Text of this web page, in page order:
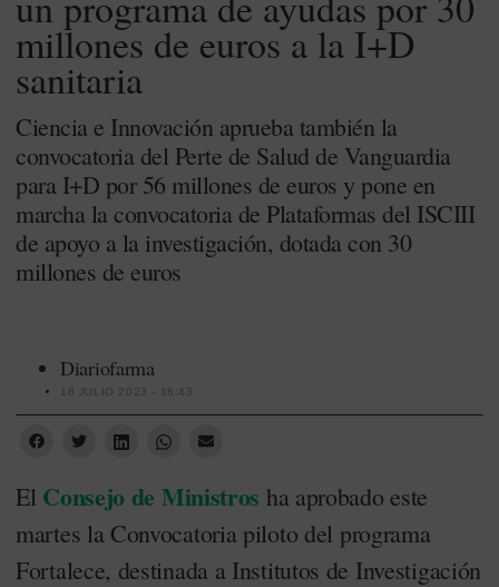
millones de euros a la I+D
sanitaria
Ciencia e Innovación aprueba también la
convocatoria del Perte de Salud de Vanguardia
para I+D por 56 millones de euros y pone en
marcha la convocatoria de Plataformas del ISCIII
de apoyo a la investigación, dotada con 30
millones de euros
Diariofarma
18 JULIO 2023 - 18:43
El Consejo de Ministros ha aprobado este
martes la Convocatoria piloto del programa
Fortalece, destinada a Institutos de Investigación